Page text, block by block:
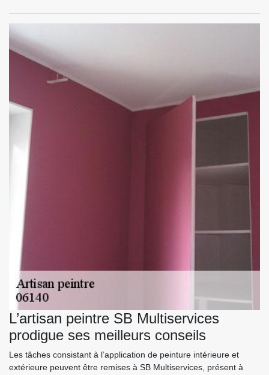
L’artisan peintre SB Multiservices
prodigue ses meilleurs conseils
Les tâches consistant à l’application de peinture intérieure et
extérieure peuvent être remises à SB Multiservices, présent à